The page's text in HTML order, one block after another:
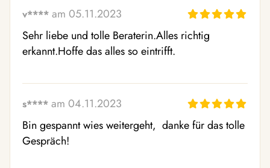
v**** am 05.11.2023
Sehr liebe und tolle Beraterin.Alles richtig
erkannt.Hoffe das alles so eintrifft.
s**** am 04.11.2023
Bin gespannt wies weitergeht,  danke für das tolle
Gespräch!